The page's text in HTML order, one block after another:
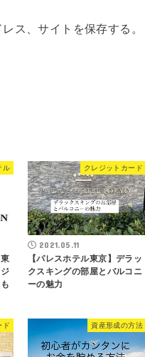
ス、サイトを保存する。
ル クレジットカード
2021.05.11
【パレスホテル東京】デラッ
クスキングの部屋とバルコニ
ーの魅力
ド 資産形成の方法